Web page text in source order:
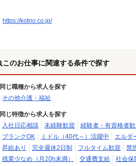
https://kotrio.co.jp/
このお仕事に関連する条件で探す
同じ職種から求人を探す
その他介護・福祉
同じ特徴から求人を探す
入社日応相談
未経験歓迎 経験者・有資格者
ブランクOK
ミドル（40代～）活躍中 エルダ
昇給あり
完全週休2日制 フルタイム歓迎 禁
残業少なめ（月20h未満）
交通費支給 社会保